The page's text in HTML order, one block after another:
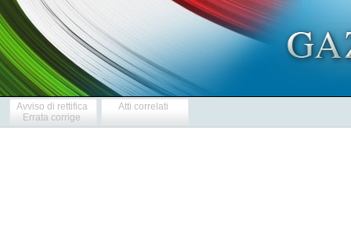
Avviso di rettifica
Errata corrige
Atti correlati